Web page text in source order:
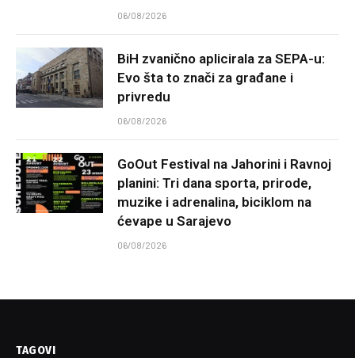
06/08/2026
BiH zvanično aplicirala za SEPA-u:
Evo šta to znači za građane i
privredu
06/08/2026
GoOut Festival na Jahorini i Ravnoj
planini: Tri dana sporta, prirode,
muzike i adrenalina, biciklom na
ćevape u Sarajevo
06/08/2026
TAGOVI